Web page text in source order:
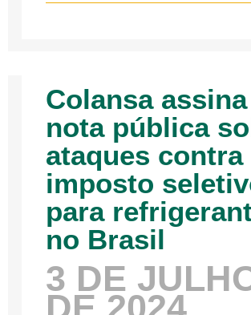
Colansa assina
nota pública
ataques contra
imposto
para
no Brasil
3 DE